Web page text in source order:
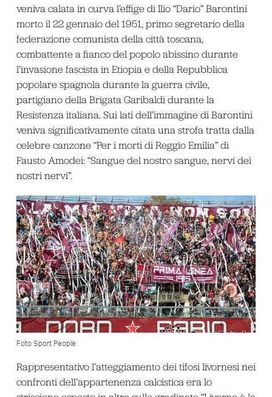
veniva calata in curva l’effige di Ilio “Dario” Barontini
morto il 22 gennaio del 1951, primo segretario della
federazione comunista della città toscana,
combattente a fianco del popolo abissino durante
l’invasione fascista in Etiopia e della Repubblica
popolare spagnola durante la guerra civile,
partigiano della Brigata Garibaldi durante la
Resistenza italiana. Sui lati dell’immagine di Barontini
veniva significativamente citata una strofa tratta dalla
celebre canzone “Per i morti di Reggio Emilia” di
Fausto Amodei: “Sangue del nostro sangue, nervi dei
nostri nervi”.
Foto Sport People
Rappresentativo l’atteggiamento dei tifosi livornesi nei
confronti dell’appartenenza calcistica era lo